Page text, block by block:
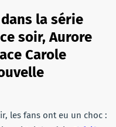
la série
soir, Aurore
Carole
les fans ont eu un choc :